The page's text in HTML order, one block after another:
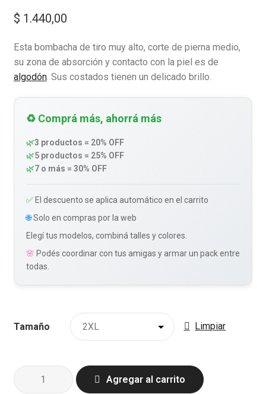
$ 1.440,00
Esta bombacha de tiro muy alto, corte de pierna medio,
su zona de absorción y contacto con la piel es de
algodón. Sus costados tienen un delicado brillo.
♻️ Comprá más, ahorrá más
🌿3 productos = 20% OFF
🌿5 productos = 25% OFF
🌿7 o más = 30% OFF
✅El descuento se aplica automático en el carrito
🌐Solo en compras por la web
Elegí tus modelos, combiná talles y colores.
🌸 Podés coordinar con tus amigas y armar un pack entre
todas.
Tamaño Limpiar
Tiro
Alto
Agregar al carrito